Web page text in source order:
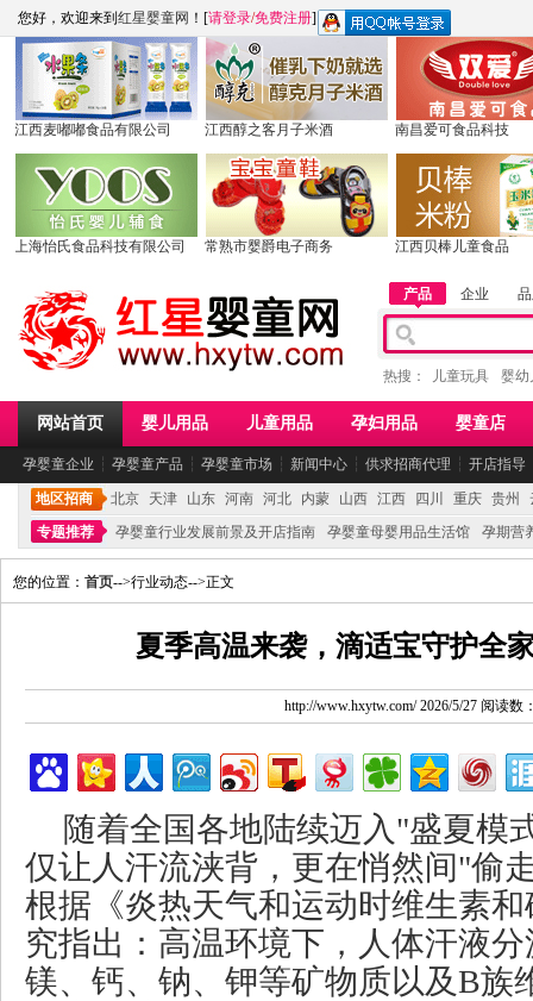
您好，欢迎来到 红星婴童网 ！[请登录/免费注册]
江西麦嘟嘟食品有限公司 江西醇之客月子米酒 南昌爱可食品科技
上海怡氏食品科技有限公司 常熟市婴爵电子商务 江西贝棒儿童食品
产品 企业
热搜： 儿童玩具 婴幼
网站首页 婴儿用品 儿童用品 孕妇用品 婴童店
孕婴童企业 ┆ 孕婴童产品 ┆ 孕婴童市场 ┆ 新闻中心 ┆ 供求招商代理 ┆ 开店指导
地区招商 北京 天津 山东 河南 河北 内蒙 山西 江西 四川 重庆 贵州
专题推荐
孕婴童行业发展前景及开店指南 孕婴童母婴用品生活馆 孕期营
您的位置： 首页-->行业动态-->正文
夏季高温来袭，滴适宝守护全
http://www.hxytw.com/ 2026/5/27 阅读数
随着全国各地陆续迈入"盛夏模
仅让人汗流浃背，更在悄然间"偷
根据《炎热天气和运动时维生素
究指出：高温环境下，人体汗液
镁、钙、钠、钾等矿物质以及B族